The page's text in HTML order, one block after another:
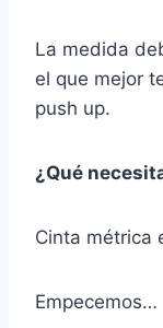
La medida
el que mejor
push up.
¿Qué
Cinta métrica
Empecemos…